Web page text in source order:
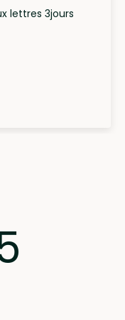
lettres 3jours